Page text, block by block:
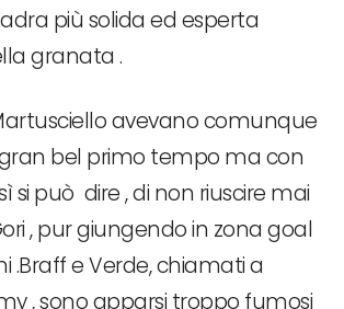
più solida ed esperta
granata .
avevano comunque
bel primo tempo ma con
si può dire , di non riuscire mai
, pur giungendo in zona goal
.Braff e Verde, chiamati a
, sono apparsi troppo fumosi